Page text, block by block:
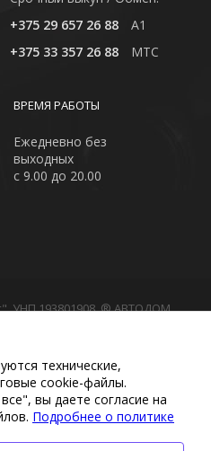
+375 29 657 26 88
A1
+375 33 357 26 88
MTC
ВРЕМЯ РАБОТЫ
Ежедневно без
выходных
с 9.00 до 20.00
УНП 193801908. ® АВТОДОМ
характер
материалов
элементов дизайна и
данных
технические,
сооkіе-файлы.
вы даете согласие на
Подробнее о политике